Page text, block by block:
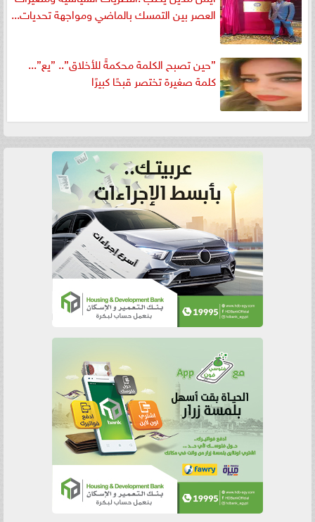
العصر بين التمسك بالماضي ومواجهة تحديات...
”حين تصبح الكلمة محكمةً للأخلاق”.. ”يع”...
كلمة صغيرة تختصر قبحًا كبيرًا